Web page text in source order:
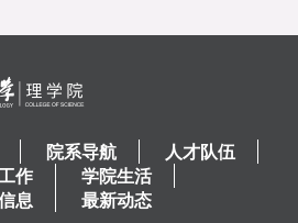
院系导航
人才队伍
作
学院生活
息 最新动态